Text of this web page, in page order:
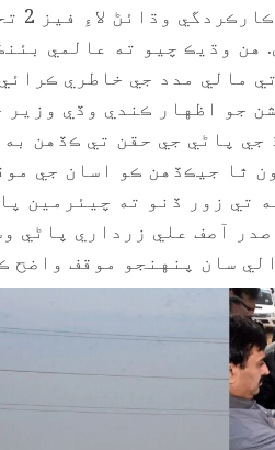
وڃي.
هن وڌيڪ چيو ته عالمي
مالي مدد جي خاطري
جو اظهار ڪندي وڏي وزير
جي پاڻي جي حقن تي ڪڏهن
ٿا جيڪڏهن ڪو اسان جي
تي زور ڏنو ته چيئرمين
صدر آصف علي زرداري پاڻي
سان پنهنجو موقف واضح